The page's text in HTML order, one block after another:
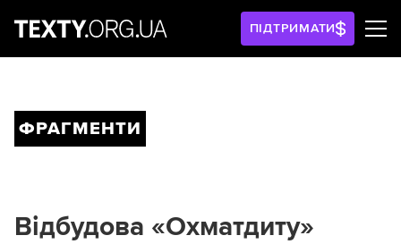
ПІДТРИМАТИ
ФРАГМЕНТИ
Відбудова «Охматдиту»